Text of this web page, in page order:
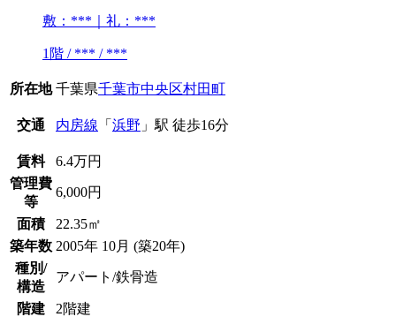
敷：***｜礼：***
1階 / *** / ***
所在地 千葉県千葉市中央区村田町
交通 内房線 「 浜野 」駅 徒歩16分
賃料
6.4万円
管理費
等
6,000円
面積
22.35㎡
築年数 2005年 10月 (築20年)
種別/
構造
アパート/鉄骨造
階建 2階建